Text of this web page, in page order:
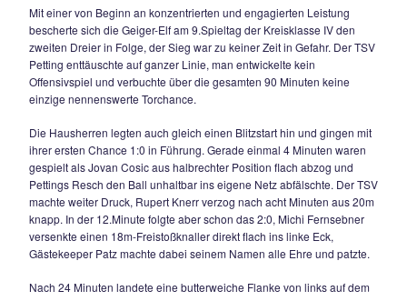
dieser Minimalaufwand reichte für drei Punkte.
In der ersten halben Stunde überwiegte der Kampf im
Teams drangen kaum bis zur Strafraumgrenze vor. Es
27.Minute, ehe Maxi Mader mit einem Fernschuß aus gut
Andi Frauendienst ballerte nach 35 Minuten aus 8m übers
Mit ihrer ersten Torchance ging der TSV Chieming in der
auch gleich in Führung. Benjamin Häupler schloss einen
gut 25m mit einem Flachschuß am herauseilenden Torwart
eiskalt zum 0:1 ab, das gleichzeitig den Halbzeitstand
sicher und benötigten lediglich eine gute Offensivaktion zur